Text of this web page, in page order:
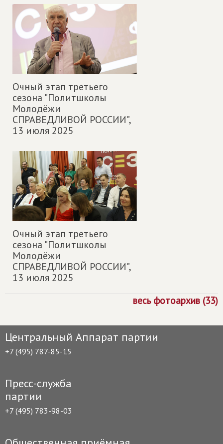
Очный этап третьего
сезона "Политшколы
Молодёжи
СПРАВЕДЛИВОЙ РОССИИ",
13 июля 2025
Очный этап третьего
сезона "Политшколы
Молодёжи
СПРАВЕДЛИВОЙ РОССИИ",
13 июля 2025
весь фотоархив (33)
Центральный Аппарат партии
+7 (495) 787-85-15
Пресс-служба
партии
+7 (495) 783-98-03